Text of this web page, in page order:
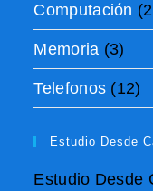
Computación
Memoria (3)
Telefonos (12)
Estudio Desde
Estudio Desde